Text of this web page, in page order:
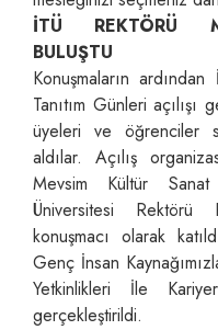
İTÜ REKTÖRÜ
BULUŞTU
Konuşmaların
Tanıtım Günleri
üyeleri ve öğrenciler
aldılar. Açılış
Mevsim Kültür
Üniversitesi
konuşmacı olarak
Genç İnsan
Yetkinlikleri İle
gerçekleştirildi.